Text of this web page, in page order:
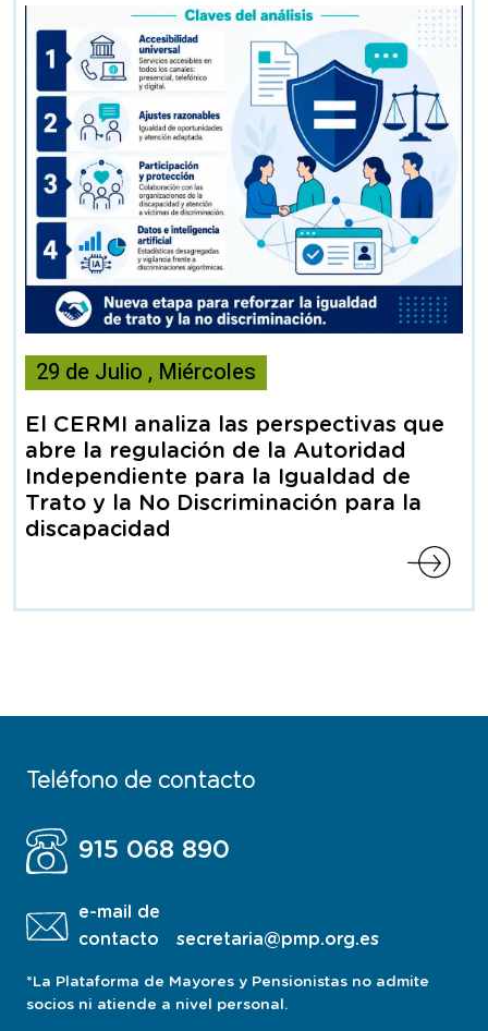
noticia
Articulo
29 de Julio , Miércoles
El CERMI analiza las perspectivas que
abre la regulación de la Autoridad
Independiente para la Igualdad de
Trato y la No Discriminación para la
discapacidad
Teléfono de contacto
915 068 890
e-mail de
contacto
secretaria@pmp.org.es
*La Plataforma de Mayores y Pensionistas no admite
socios ni atiende a nivel personal.